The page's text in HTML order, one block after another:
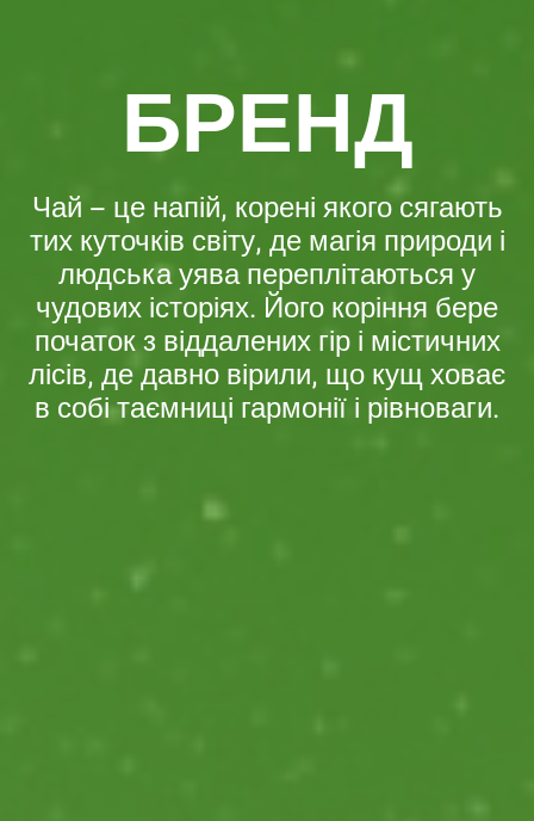
БРЕНД
Чай – це напій, корені якого сягають
тих куточків світу, де магія природи і
людська уява переплітаються у
чудових історіях. Його коріння бере
початок з віддалених гір і містичних
лісів, де давно вірили, що кущ ховає
в собі таємниці гармонії і рівноваги.